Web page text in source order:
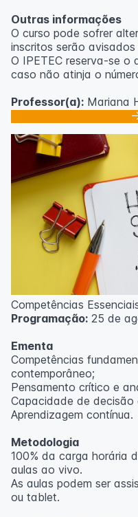
Outras informações
O curso pode sofrer
inscritos serão
O IPETEC reserva-se o
caso não atinja o
Professor(a): Mariana
Competências
Programação: 25 de
Ementa
Competências
contemporâneo;
Pensamento crítico e
Capacidade de
Aprendizagem contínua.
Metodologia
100% da carga horária
aulas ao vivo.
As aulas podem ser
ou tablet.